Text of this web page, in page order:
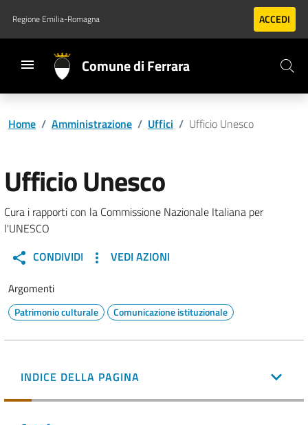
Vai al contenuto principale
Vai al footer
Regione Emilia-Romagna ACCEDI
Comune di Ferrara
Home / Amministrazione / Uffici / Ufficio Unesco
Ufficio Unesco
Cura i rapporti con la Commissione Nazionale Italiana per
l'UNESCO
CONDIVIDI
VEDI AZIONI
Argomenti
Patrimonio culturale Comunicazione istituzionale
INDICE DELLA PAGINA